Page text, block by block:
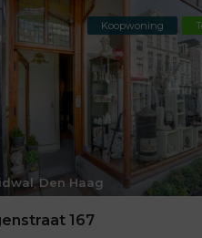
,Den Haag
Koopwoning
167